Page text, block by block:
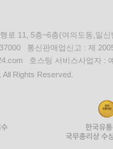
로 11, 5층~6층(여의도동,일신
통신판매업신고 : 제
호스팅 서비스사업자 :
Rights Reserved.